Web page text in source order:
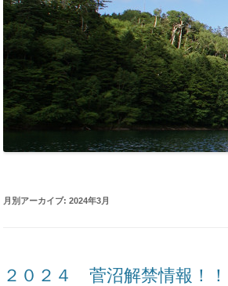
月別アーカイブ: 2024年3月
２０２４ 菅沼解禁情報！！